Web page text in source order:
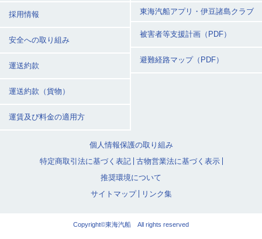
採用情報
安全への取り組み
運送約款
運送約款（貨物）
運賃及び料金の適用方
東海汽船アプリ・ 伊豆諸島クラブ
被害者等支援計画（PDF）
避難経路マップ（PDF）
個人情報保護の取り組み
特定商取引法に基づく表記
古物営業法に基づく表示
推奨環境について
サイトマップ
リンク集
Copyright©東海汽船 All rights reserved